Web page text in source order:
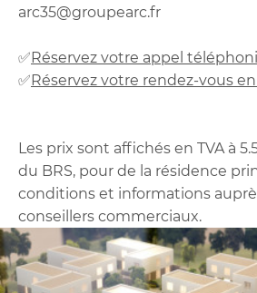
arc35@groupearc.fr
✅Réservez votre appel
✅Réservez votre rendez-vous
Les prix sont affichés en TVA à
du BRS, pour de la résidence
conditions et informations
conseillers commerciaux.